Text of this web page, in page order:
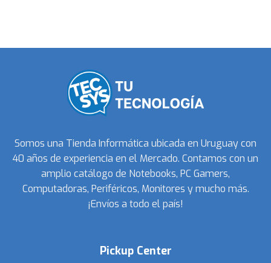
Somos una Tienda Informática ubicada en Uruguay con
40 años de experiencia en el Mercado. Contamos con un
amplio catálogo de Notebooks, PC Gamers,
Computadoras, Periféricos, Monitores y mucho más.
¡Envíos a todo el país!
Pickup Center